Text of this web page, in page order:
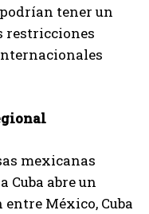
tener un
restricciones
mexicanas
Cuba abre un
México, Cuba